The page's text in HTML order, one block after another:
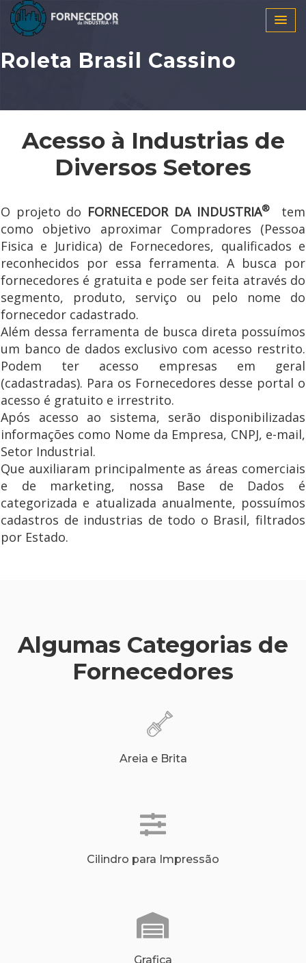
Roleta Brasil Cassino
Acesso à Industrias de
Diversos Setores
O projeto do FORNECEDOR DA INDUSTRIA®tem
como objetivo aproximar Compradores (Pessoa
Fisica e Juridica) de Fornecedores, qualificados e
reconhecidos por essa ferramenta. A busca por
fornecedores é gratuita e pode ser feita através do
segmento, produto, serviço ou pelo nome do
fornecedor cadastrado.
Além dessa ferramenta de busca direta possuímos
um banco de dados exclusivo com acesso restrito.
Podem ter acesso empresas em geral
(cadastradas). Para os Fornecedores desse portal o
acesso é gratuito e irrestrito.
Após acesso ao sistema, serão disponibilizadas
informações como Nome da Empresa, CNPJ, e-mail,
Setor Industrial.
Que auxiliaram principalmente as áreas comerciais
e de marketing, nossa Base de Dados é
categorizada e atualizada anualmente, possuímos
cadastros de industrias de todo o Brasil, filtrados
por Estado.
Algumas Categorias de
Fornecedores
Areia e Brita
Cilindro para Impressão
Grafica